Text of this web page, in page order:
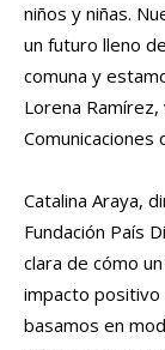
niños y niñas.
un futuro lleno
comuna y
Lorena
Catalina Araya,
Fundación País
clara de cómo
impacto positivo
basamos en